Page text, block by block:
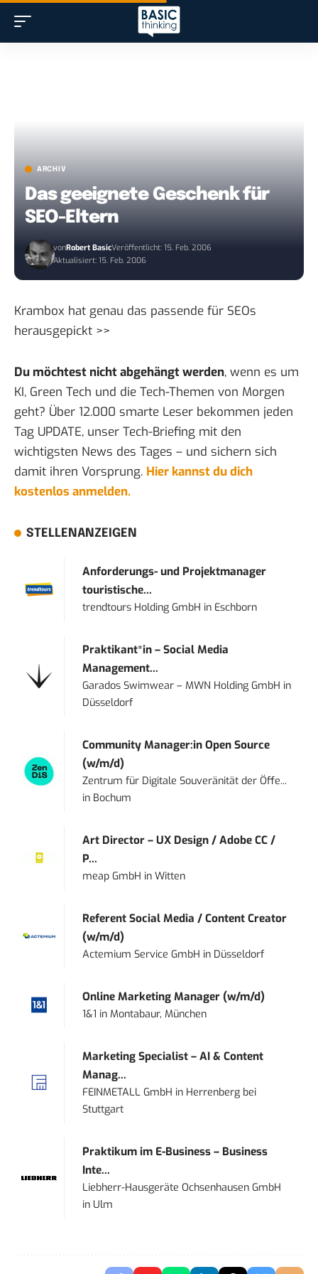
ARCHIV
Das geeignete Geschenk für
SEO-Eltern
vonRobert BasicVeröffentlicht: 15. Feb. 2006
Aktualisiert: 15. Feb. 2006
Krambox hat genau das passende für SEOs
herausgepickt >>
Du möchtest nicht abgehängt werden, wenn es um
KI, Green Tech und die Tech-Themen von Morgen
geht? Über 12.000 smarte Leser bekommen jeden
Tag UPDATE, unser Tech-Briefing mit den
wichtigsten News des Tages – und sichern sich
damit ihren Vorsprung. Hier kannst du dich
kostenlos anmelden.
STELLENANZEIGEN
Anforderungs- und Projektmanager
touristische...
trendtours Holding GmbH in Eschborn
Praktikant*in – Social Media
Management...
Garados Swimwear – MWN Holding GmbH in
Düsseldorf
Community Manager:in Open Source
(w/m/d)
Zentrum für Digitale Souveränität der Öffe...
in Bochum
Art Director – UX Design / Adobe CC /
P...
meap GmbH inWitten
Referent Social Media / Content Creator
(w/m/d)
Actemium Service GmbH in Düsseldorf
Online Marketing Manager (w/m/d)
1&1 inMontabaur, München
Marketing Specialist – AI & Content
Manag...
FEINMETALL GmbH in Herrenberg bei
Stuttgart
Praktikum im E-Business – Business
Inte...
Liebherr-Hausgeräte Ochsenhausen GmbH
in Ulm